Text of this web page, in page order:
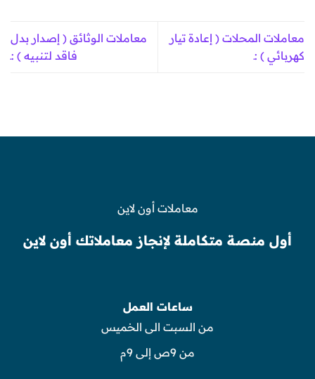
معاملات المحلات ( إعادة تيار
كهربائي ) :ـ
معاملات الوثائق ( إصدار بدل
فاقد لتنبيه ) :ـ
معاملات أون لاين
أول منصة متكاملة لإنجاز معاملاتك أون لاين
ساعات العمل
من السبت الى الخميس
من 9ص إلى 9م